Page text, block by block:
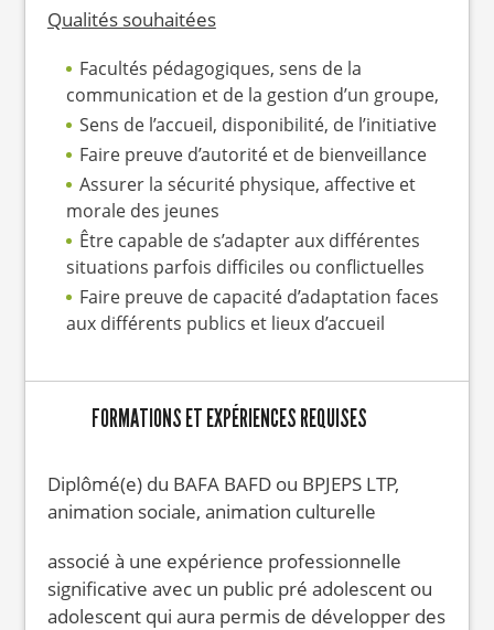
Qualités souhaitées
Facultés pédagogiques, sens de la
communication et de la gestion d’un groupe,
Sens de l’accueil, disponibilité, de l’initiative
Faire preuve d’autorité et de bienveillance
Assurer la sécurité physique, affective et
morale des jeunes
Être capable de s’adapter aux différentes
situations parfois difficiles ou conflictuelles
Faire preuve de capacité d’adaptation faces
aux différents publics et lieux d’accueil
FORMATIONS ET EXPÉRIENCES REQUISES
Diplômé(e) du BAFA BAFD ou BPJEPS LTP,
animation sociale, animation culturelle
associé à une expérience professionnelle
significative avec un public pré adolescent ou
adolescent qui aura permis de développer des